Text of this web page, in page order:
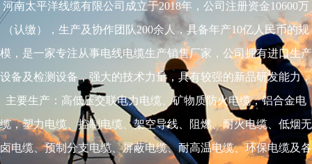
河南太平洋线缆有限公司成立于2018年，公司注册资金10600万
（认缴），生产及协作团队200余人，具备年产10亿人民币的规
模，是一家专注从事电线电缆生产销售厂家，公司拥有进口生产
设备及检测设备，强大的技术力量，具有较强的新品研发能力，
主要生产：高低压交联电力电缆、矿物质防火电缆，铝合金电
缆，塑力电缆、控制电缆、架空导线、阻燃、耐火电缆、低烟无
卤电缆、预制分支电缆、屏蔽电缆、耐高温电缆、环保电缆及各